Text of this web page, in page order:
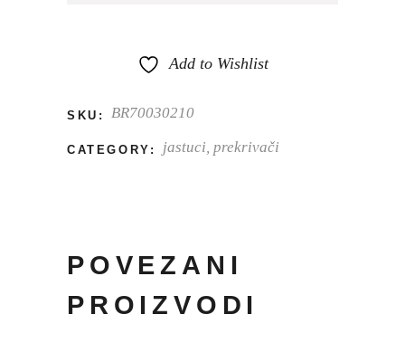
Add to Wishlist
SKU: BR70030210
CATEGORY: jastuci, prekrivači
POVEZANI
PROIZVODI